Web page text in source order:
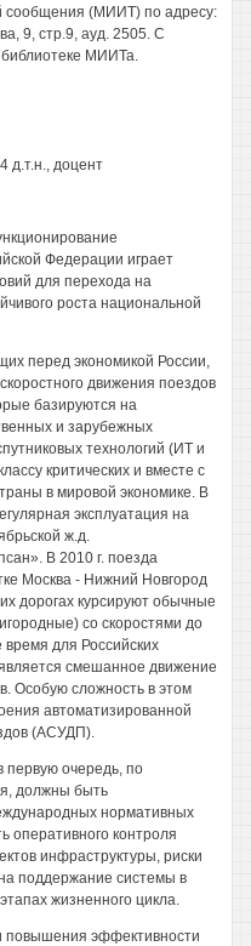
сообщения (МИИТ) по адресу:
9, стр.9, ауд. 2505. С
библиотеке МИИТа.
д.т.н., доцент
Федерации играет
для перехода на
роста национальной
перед экономикой России,
движения поездов
базируются на
и зарубежных
технологий (ИТ и
критических и вместе с
в мировой экономике. В
эксплуатация на
ж.д.
В 2010 г. поезда
Москва - Нижний Новгород
дорогах курсируют обычные
со скоростями до
для Российских
смешанное движение
Особую сложность в этом
автоматизированной
(АСУДП).
очередь, по
должны быть
нормативных
оперативного контроля
инфраструктуры, риски
поддержание системы в
жизненного цикла.
повышения эффективности